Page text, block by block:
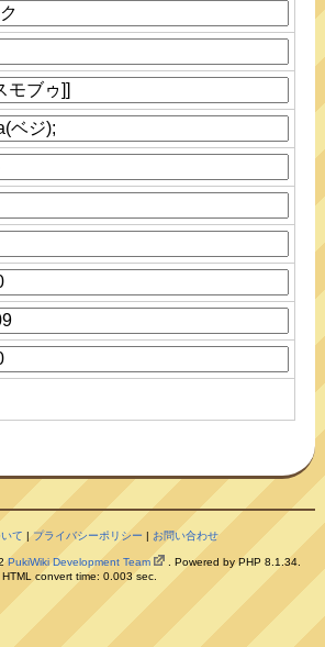
て |プライバシーポリシー | お問い合わせ
PukiWiki Development Team
. Powered by PHP 8.1.34.
HTML convert time: 0.003 sec.